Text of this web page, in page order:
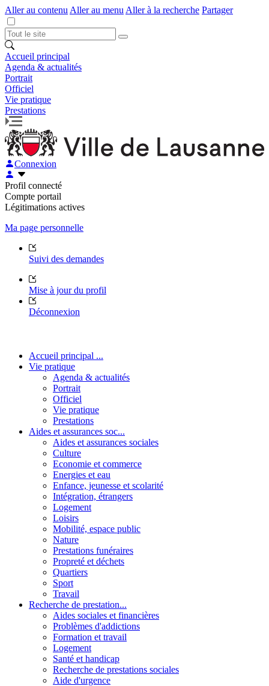
Aller au contenu Aller au menu Aller à la recherche Partager
Accueil principal
Agenda & actualités
Portrait
Officiel
Vie pratique
Prestations
Connexion
Profil connecté
Compte portail
Légitimations actives
Ma page personnelle
Suivi des demandes
Mise à jour du profil
Déconnexion
Accueil principal ...
Vie pratique
Agenda & actualités
Portrait
Officiel
Vie pratique
Prestations
Aides et assurances soc...
Aides et assurances sociales
Culture
Economie et commerce
Energies et eau
Enfance, jeunesse et scolarité
Intégration, étrangers
Logement
Loisirs
Mobilité, espace public
Nature
Prestations funéraires
Propreté et déchets
Quartiers
Sport
Travail
Recherche de prestation...
Aides sociales et financières
Problèmes d'addictions
Formation et travail
Logement
Santé et handicap
Recherche de prestations sociales
Aide d'urgence